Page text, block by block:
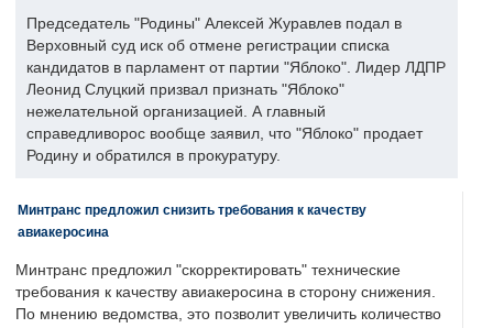
Председатель "Родины" Алексей Журавлев подал в
Верховный суд иск об отмене регистрации списка
кандидатов в парламент от партии "Яблоко". Лидер ЛДПР
Леонид Слуцкий призвал признать "Яблоко"
нежелательной организацией. А главный
справедливорос вообще заявил, что "Яблоко" продает
Родину и обратился в прокуратуру.
Минтранс предложил снизить требования к качеству
авиакеросина
Минтранс предложил "скорректировать" технические
требования к качеству авиакеросина в сторону снижения.
По мнению ведомства, это позволит увеличить количество